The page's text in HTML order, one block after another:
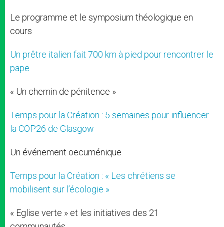
Le programme et le symposium théologique en
cours
Un prêtre italien fait 700 km à pied pour rencontrer le
pape
« Un chemin de pénitence »
Temps pour la Création : 5 semaines pour influencer
la COP26 de Glasgow
Un événement oecuménique
Temps pour la Création : « Les chrétiens se
mobilisent sur l’écologie »
« Eglise verte » et les initiatives des 21